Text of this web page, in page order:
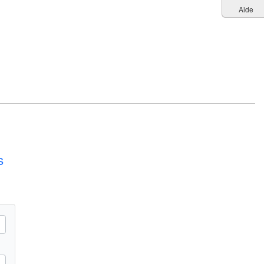
Aide